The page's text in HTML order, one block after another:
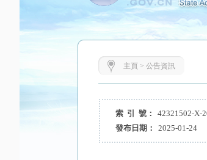
主頁 > 公告資訊
索 引 號： 42321502-X-
發布日期：
2025-01-24